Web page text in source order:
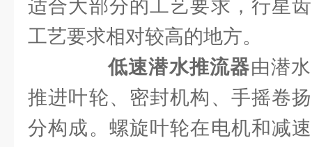
适合大部分的工艺要求，行星
工艺要求相对较高的地方。
低速潜水推流器由潜
推进叶轮、密封机构、手摇卷
分构成。螺旋叶轮在电机和减